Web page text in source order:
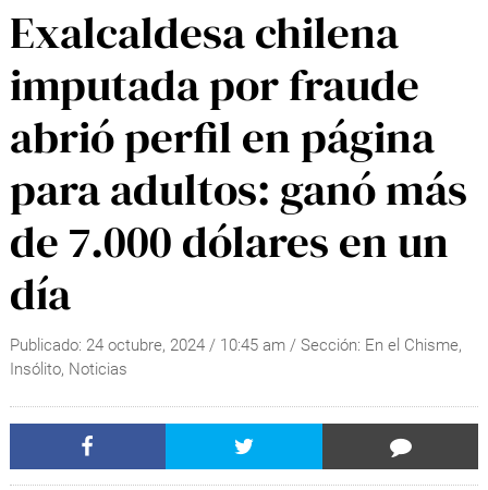
Exalcaldesa chilena
imputada por fraude
abrió perfil en página
para adultos: ganó más
de 7.000 dólares en un
día
Publicado: 24 octubre, 2024/ 10:45 am / Sección: En el Chisme,
Insólito, Noticias